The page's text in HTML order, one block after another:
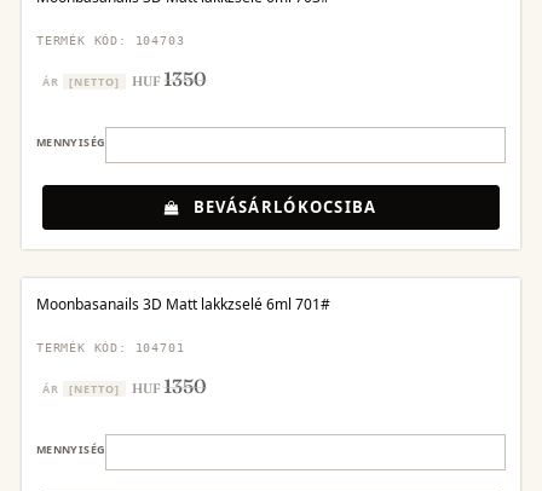
TERMÉK KÓD: 104703
ÁR [NETTO] HUF1350
MENNYISÉG
BEVÁSÁRLÓKOCSIBA
Moonbasanails 3D Matt lakkzselé 6ml 701#
TERMÉK KÓD: 104701
ÁR [NETTO] HUF1350
MENNYISÉG